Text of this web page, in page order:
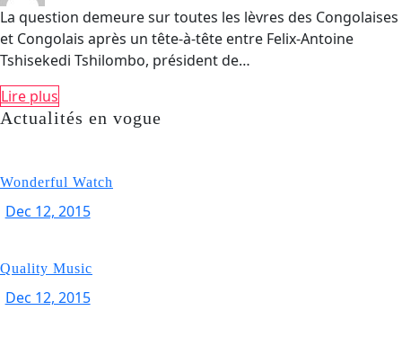
La question demeure sur toutes les lèvres des Congolaises
et Congolais après un tête-à-tête entre Felix-Antoine
Tshisekedi Tshilombo, président de…
Lire plus
Actualités en vogue
Wonderful Watch
Dec 12, 2015
Quality Music
Dec 12, 2015